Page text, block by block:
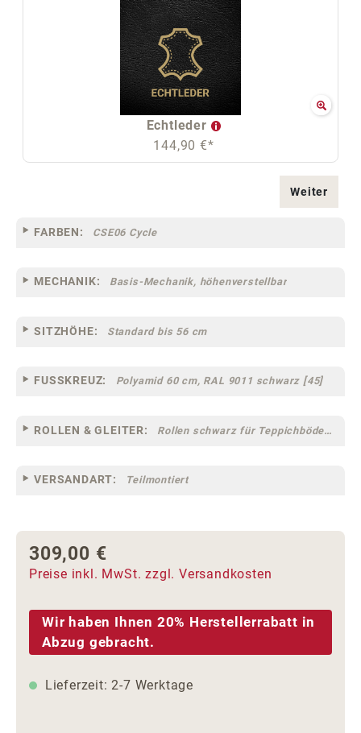
Echtleder
144,90 €*
Weiter
FARBEN: CSE06 Cycle
MECHANIK: Basis-Mechanik, höhenverstellbar
SITZHÖHE: Standard bis 56 cm
FUSSKREUZ: Polyamid 60 cm, RAL 9011 schwarz [45]
ROLLEN & GLEITER: Rollen schwarz für Teppichböden [12] (klein)
VERSANDART: Teilmontiert
Regulärer Preis:
309,00 €
Preise inkl. MwSt. zzgl. Versandkosten
Wir haben Ihnen 20% Herstellerrabatt in
Abzug gebracht.
Lieferzeit: 2-7 Werktage